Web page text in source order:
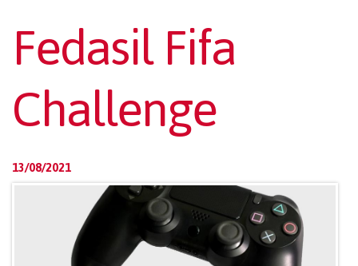
Fedasil Fifa
Challenge
13/08/2021